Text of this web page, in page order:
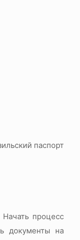
паспорт
процесс
документы на